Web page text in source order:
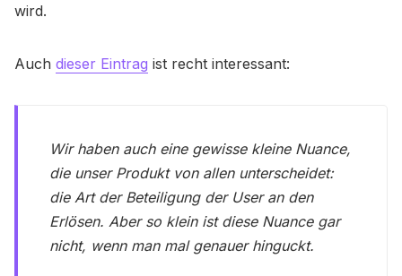
wird.
Auch dieser Eintrag ist recht interessant:
Wir haben auch eine gewisse kleine Nuance,
die unser Produkt von allen unterscheidet:
die Art der Beteiligung der User an den
Erlösen. Aber so klein ist diese Nuance gar
nicht, wenn man mal genauer hinguckt.